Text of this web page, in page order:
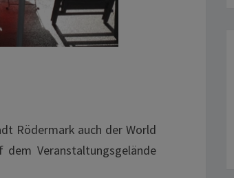
Rödermark auch der World
Veranstaltungsgelände